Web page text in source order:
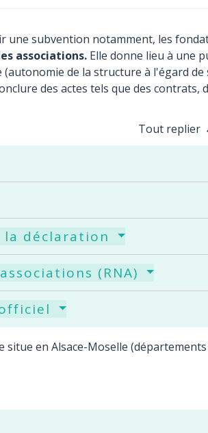
une subvention notamment, les
associations.Elle donne lieu à une
de la structure à l'égard de
des actes tels que des contrats,
Tout replier
la déclaration
(RNA)
en Alsace-Moselle